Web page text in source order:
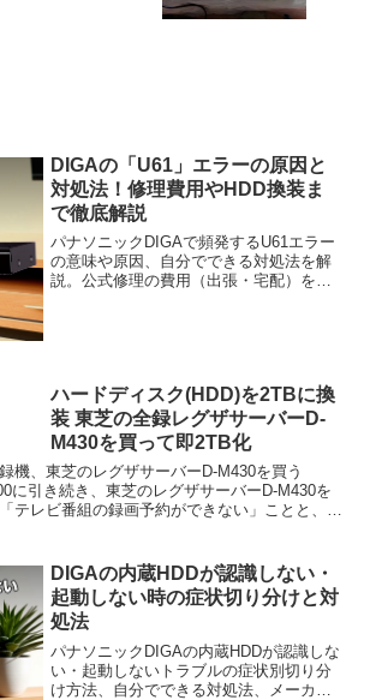
DIGAの「U61」エラーの原因と
対処法！修理費用やHDD換装ま
で徹底解説
パナソニックDIGAで頻発するU61エラー
の意味や原因、自分でできる対処法を解
説。公式修理の費用（出張・宅配）を整
ハードディスク(HDD)を2TBに換
装 東芝の全録レグザサーバーD-
M430を買って即2TB化
機、東芝のレグザサーバーD-M430を買う
に引き続き、東芝のレグザサーバーD-M430を
テレビ番組の録画予約ができない」ことと、実
DIGAの内蔵HDDが認識しない・
起動しない時の症状切り分けと対
処法
パナソニックDIGAの内蔵HDDが認識しな
い・起動しないトラブルの症状別切り分
け方法、自分でできる対処法、メーカー